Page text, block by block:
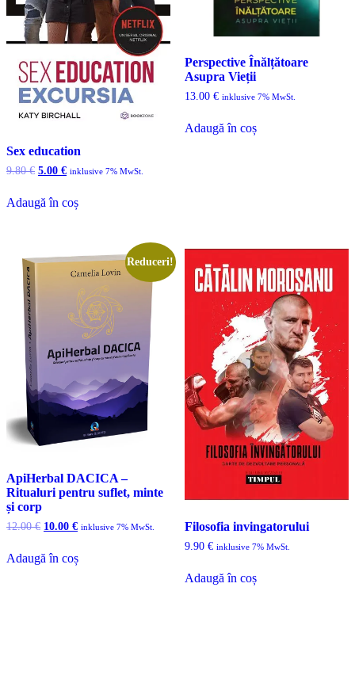
Sex education
9.80€ Prețul
a
fost:
5.00 €Prețul
5.00 €.
inklusive 7% MwSt.
Adaugă în coș
Perspective Înălțătoare
Asupra Vieții
13.00 € inklusive 7% MwSt.
Adaugă în coș
Reduceri!
ApiHerbal DACICA –
Ritualuri pentru suflet, minte
și corp
12.00€ Prețul
fost:
10.00 €Prețul
10.00 €.
inklusive 7% MwSt.
Adaugă în coș
Filosofia invingatorului
9.90 € inklusive 7% MwSt.
Adaugă în coș